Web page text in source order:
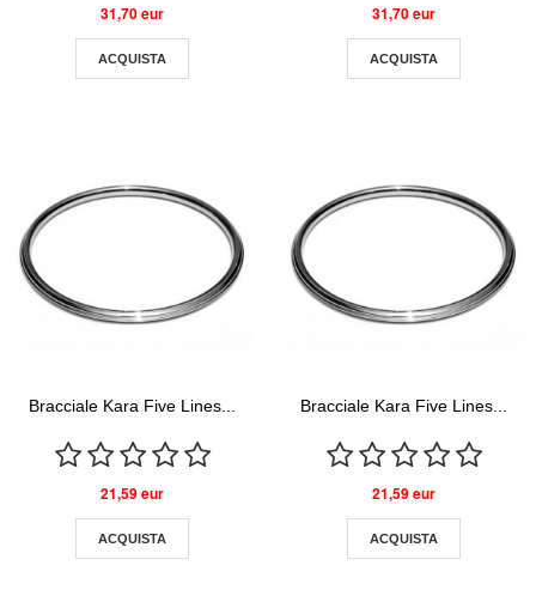
31,70 eur
ACQUISTA
31,70 eur
ACQUISTA
Bracciale Kara Five Lines...
21,59 eur
ACQUISTA
Bracciale Kara Five Lines...
21,59 eur
ACQUISTA